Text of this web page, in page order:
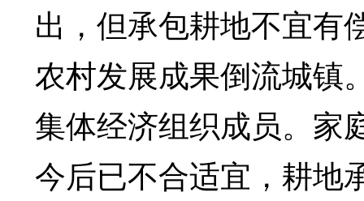
出，但承包耕地不宜有
农村发展成果倒流城镇
集体经济组织成员。家
今后已不合适宜，耕地